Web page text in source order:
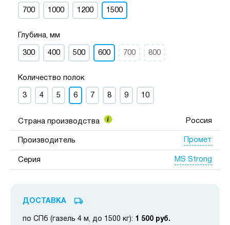
700 1000 1200 1500
Глубина, мм
300 400 500 600 700 800
Количество полок
3 4 5 6 7 8 9 10
Страна производства Россия
Производитель Промет
Серия MS Strong
ДОСТАВКА
по СПб (газель 4 м, до 1500 кг): 1 500 руб.